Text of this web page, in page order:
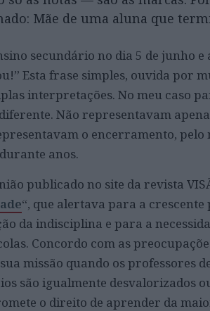
Mãe de uma aluna que
secundário no dia 5 de junho
Esta frase simples, ouvida por
interpretações. No meu caso
Não representavam
o encerramento, pelo
anos.
publicado no site da revista
“, que alertava para a
da indisciplina e para a
Concordo com as
missão quando os professores
são igualmente desvalorizados
o direito de aprender da